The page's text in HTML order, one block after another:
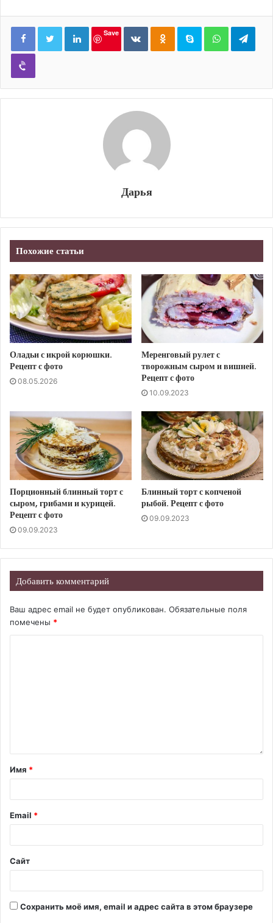
LinkedIn
Save
ВконтактеОдноклассники
Skype WhatsApp
Viber
Дарья
Похожие статьи
Оладьи с икрой корюшки.
Рецепт с фото
08.05.2026
Меренговый рулет с
творожным сыром и вишней.
Рецепт с фото
10.09.2023
Порционный блинный торт с
сыром, грибами и курицей.
Рецепт с фото
09.09.2023
Блинный торт с копченой
рыбой. Рецепт с фото
09.09.2023
Добавить комментарий
Ваш адрес email не будет опубликован. Обязательные поля
помечены *
Имя *
Email *
Сайт
Сохранить моё имя, email и адрес сайта в этом браузере